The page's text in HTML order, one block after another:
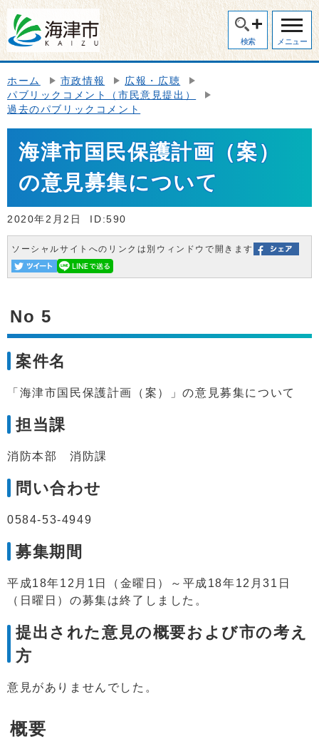
検索 メニュー
ホーム 市政情報
広報・広聴
パブリックコメント（市民意見提出）
過去のパブリックコメント
海津市国民保護計画（案）
の意見募集について
2020年2月2日 ID:590
ソーシャルサイトへのリンクは別ウィンドウで開きます
No 5
案件名
「海津市国民保護計画（案）」の意見募集について
担当課
消防本部 消防課
問い合わせ
0584-53-4949
募集期間
平成18年12月1日（金曜日）～平成18年12月31日
（日曜日）の募集は終了しました。
提出された意見の概要および市の考え
方
意見がありませんでした。
概要